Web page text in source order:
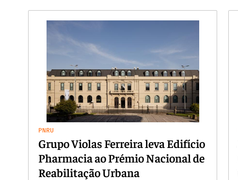
PNRU
Grupo Violas Ferreira leva Edifício
Pharmacia ao Prémio Nacional de
Reabilitação Urbana